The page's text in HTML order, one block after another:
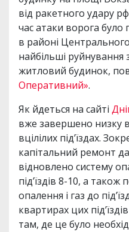
від ракетного удару
час атаки ворога
в районі
найбільші руйнування
житловий будинок,
Оперативний».
Як йдеться на сайті
вже завершено низку
вцілілих під’їздах.
капітальний ремонт
відновлено систему
під’їздів 8-10, а
опалення і газ до
квартирах цих
там, де це було